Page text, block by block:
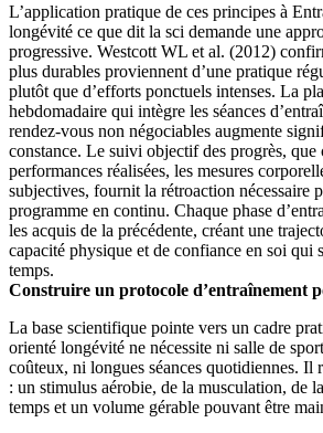
L’application pratique de ces principes à
longévité ce que dit la sci demande une
progressive. Westcott WL et al. (2012)
plus durables proviennent d’une pratique
plutôt que d’efforts ponctuels intenses. La
hebdomadaire qui intègre les séances
rendez-vous non négociables augmente
constance. Le suivi objectif des progrès, que
performances réalisées, les mesures
subjectives, fournit la rétroaction nécessaire
programme en continu. Chaque phase
les acquis de la précédente, créant une
capacité physique et de confiance en soi qui
temps.
Construire un protocole d’entraînement
La base scientifique pointe vers un cadre
orienté longévité ne nécessite ni salle de
coûteux, ni longues séances quotidiennes. Il
: un stimulus aérobie, de la musculation, de
temps et un volume gérable pouvant être